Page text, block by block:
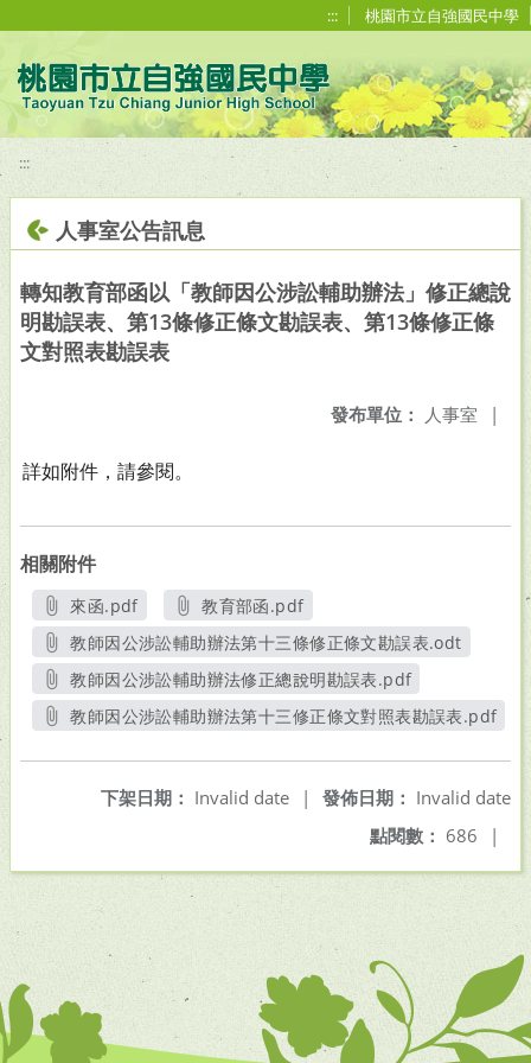
::: 桃園市立自強國民中學
:::
人事室公告訊息
轉知教育部函以「教師因公涉訟輔助辦法」修正總說
明勘誤表、第13條修正條文勘誤表、第13條修正條
文對照表勘誤表
發布單位： 人事室 |
詳如附件，請參閱。
相關附件
來函.pdf
另開新視窗
教育部函.pdf
另開新視窗
教師因公涉訟輔助辦法第十三條修正條文勘誤表.odt
另開新視窗
教師因公涉訟輔助辦法修正總說明勘誤表.pdf
另開新視窗
教師因公涉訟輔助辦法第十三修正條文對照表勘誤表.pdf
發佈日期： Invalid date
下架日期： Invalid date
|
點閱數： 686 |